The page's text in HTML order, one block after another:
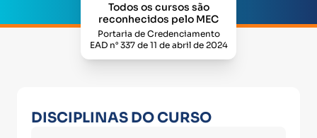
Todos os cursos são
reconhecidos pelo MEC
Portaria de Credenciamento
EAD n° 337 de 11 de abril de 2024
DISCIPLINAS DO CURSO